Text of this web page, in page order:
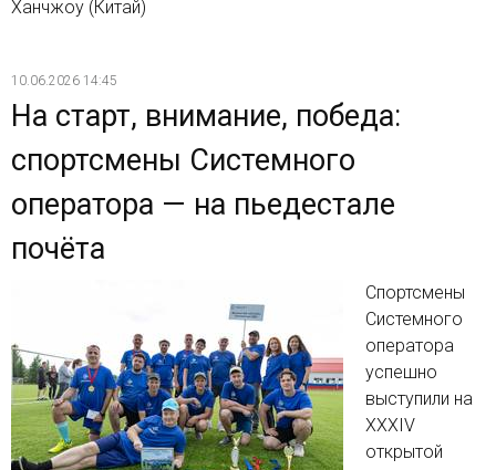
Ханчжоу (Китай)
10.06.2026 14:45
На старт, внимание, победа:
спортсмены Системного
оператора — на пьедестале
почёта
Спортсмены
Системного
оператора
успешно
выступили на
XXXIV
открытой